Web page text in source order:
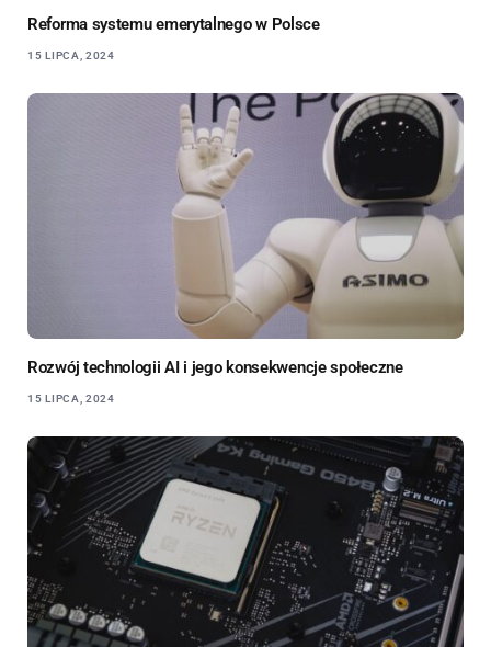
Reforma systemu emerytalnego w Polsce
15 LIPCA, 2024
Rozwój technologii AI i jego konsekwencje społeczne
15 LIPCA, 2024